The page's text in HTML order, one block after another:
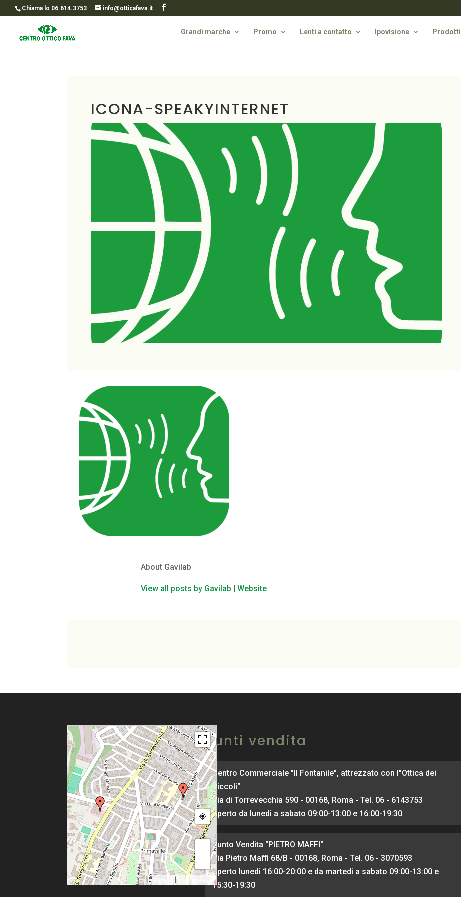
Chiama lo 06.614.3753 info@otticafava.it
Grandi marche Promo Lenti a contatto Ipovisione Prodotti
ICONA-SPEAKYINTERNET
About Gavilab
View all posts by Gavilab |Website
© OpenStreetMap
Punti vendita
Centro Commerciale "Il Fontanile", attrezzato con l"Ottica dei
Piccoli"
Via di Torrevecchia 590 - 00168, Roma - Tel. 06 - 6143753
Aperto da lunedi a sabato 09:00-13:00 e 16:00-19:30
Punto Vendita "PIETRO MAFFI"
Via Pietro Maffi 68/B - 00168, Roma - Tel. 06 - 3070593
Aperto lunedi 16:00-20:00 e da martedi a sabato 09:00-13:00 e
15:30-19:30